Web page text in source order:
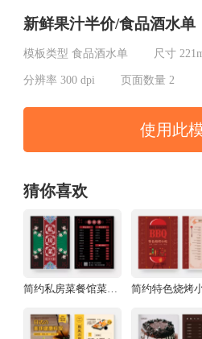
新鲜果汁半价/食品酒水单
模板类型 食品酒水单 尺寸
分辨率 300 dpi 页面数量 2
使用此
猜你喜欢
简约私房菜餐馆菜单设计食品酒水单